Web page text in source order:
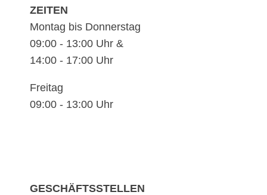
ZEITEN
Montag bis Donnerstag
09:00 - 13:00 Uhr &
14:00 - 17:00 Uhr
Freitag
09:00 - 13:00 Uhr
GESCHÄFTSSTELLEN